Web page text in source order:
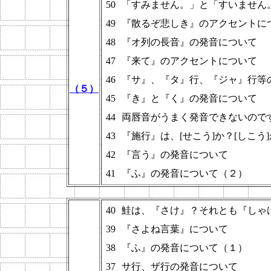
（５）
50
「すみません。」と「すいませ
49
『散るぞ悲しき』のアクセントに
48
『オ列の長音』の発音について
47
『来て』のアクセントについて
46
『サ』、『タ』行、『ジャ』行
45
『き』と『く』の発音について
44
両唇音がうまく発音できないので
43
『施行』は、[せこう]か？[しこう
42
『言う』の発音について
41
『ふ』の発音について（２）
40 鮭は、『さけ』？それとも『しゃ
39
『さよね言葉』について
38
『ふ』の発音について（１）
37 サ行、ザ行の発音について